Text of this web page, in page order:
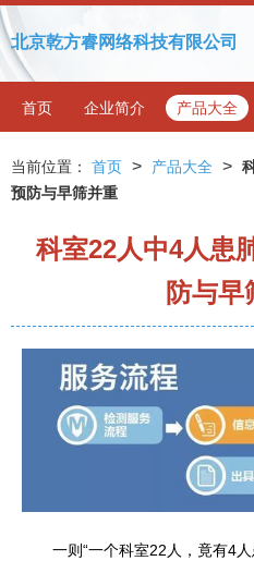
北京乾方睿网络科技有限公司
首页 企业简介 产品大全
当前位置： 首页 > 产品大全 >
预防与早筛并重
科室22人中4人患
防与早
一则“一个科室22人，竟有4